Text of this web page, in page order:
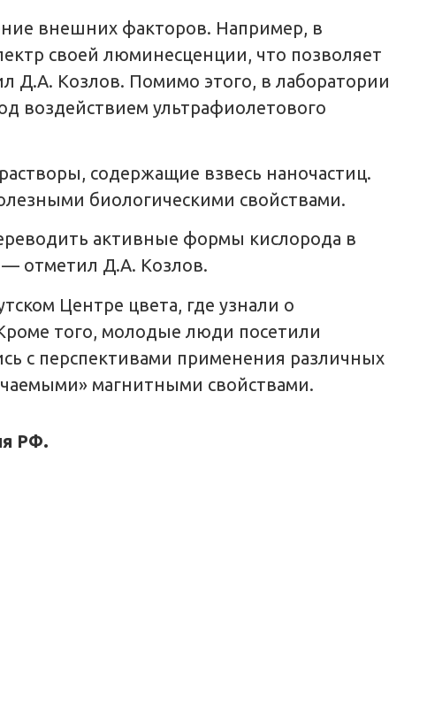
внешних факторов. Например, в
своей люминесценции, что позволяет
Д.А. Козлов. Помимо этого, в лаборатории
воздействием ультрафиолетового
содержащие взвесь наночастиц.
биологическими свойствами.
активные формы кислорода в
— отметил Д.А. Козлов.
Центре цвета, где узнали о
того, молодые люди посетили
с перспективами применения различных
магнитными свойствами.
РФ.